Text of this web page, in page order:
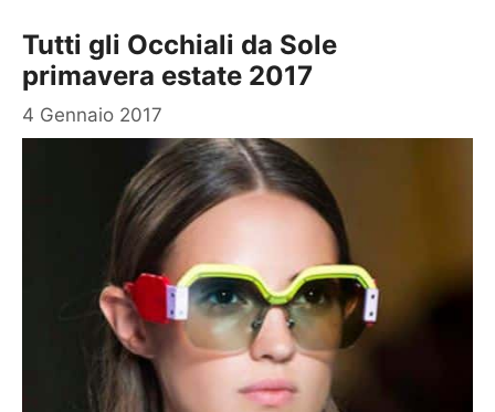
Tutti gli Occhiali da Sole
primavera estate 2017
4 Gennaio 2017